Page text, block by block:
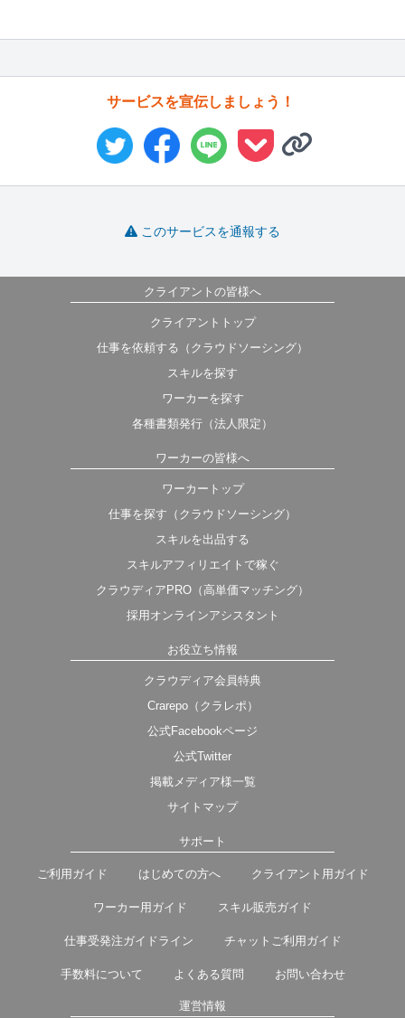
サービスを宣伝しましょう！
このサービスを通報する
クライアントの皆様へ
クライアントトップ
仕事を依頼する（クラウドソーシング）
スキルを探す
ワーカーを探す
各種書類発行（法人限定）
ワーカーの皆様へ
ワーカートップ
仕事を探す（クラウドソーシング）
スキルを出品する
スキルアフィリエイトで稼ぐ
クラウディアPRO（高単価マッチング）
採用オンラインアシスタント
お役立ち情報
クラウディア会員特典
Crarepo（クラレポ）
公式Facebookページ
公式Twitter
掲載メディア様一覧
サイトマップ
サポート
ご利用ガイド はじめての方へ クライアント用ガイド
ワーカー用ガイド スキル販売ガイド
仕事受発注ガイドライン チャットご利用ガイド
手数料について よくある質問 お問い合わせ
運営情報